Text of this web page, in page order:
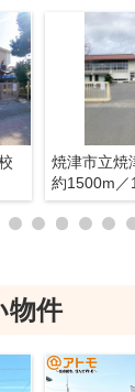
焼津市立焼
約1500m／
物件